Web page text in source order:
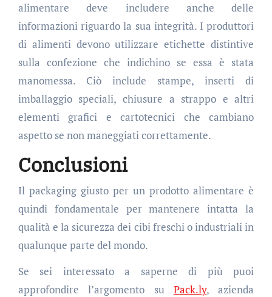
alimentare deve includere anche delle
informazioni riguardo la sua integrità. I produttori
di alimenti devono utilizzare etichette distintive
sulla confezione che indichino se essa è stata
manomessa. Ciò include stampe, inserti di
imballaggio speciali, chiusure a strappo e altri
elementi grafici e cartotecnici che cambiano
aspetto se non maneggiati correttamente.
Conclusioni
Il packaging giusto per un prodotto alimentare è
quindi fondamentale per mantenere intatta la
qualità e la sicurezza dei cibi freschi o industriali in
qualunque parte del mondo.
Se sei interessato a saperne di più puoi
approfondire l’argomento su Pack.ly, azienda